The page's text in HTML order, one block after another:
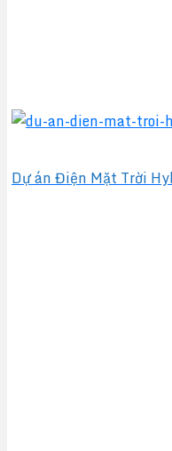
Dự án Điện Mặt Trời